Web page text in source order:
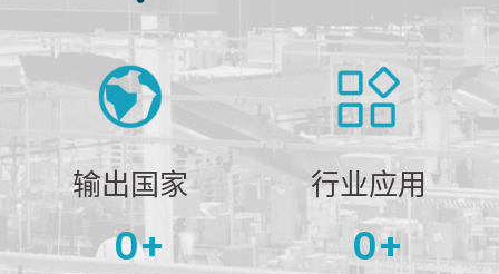
输出国家
0+
行业应用
0+